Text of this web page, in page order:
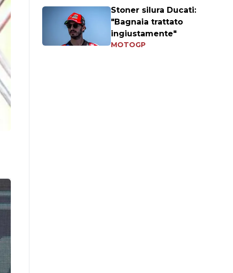
Stoner silura Ducati:
"Bagnaia trattato
ingiustamente"
MOTOGP